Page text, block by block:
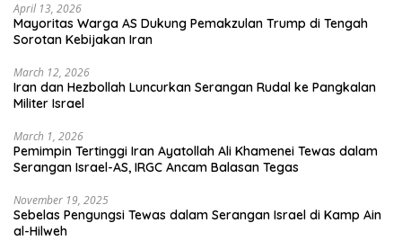
April 13, 2026
Mayoritas Warga AS Dukung Pemakzulan Trump di Tengah
Sorotan Kebijakan Iran
March 12, 2026
Iran dan Hezbollah Luncurkan Serangan Rudal ke Pangkalan
Militer Israel
March 1, 2026
Pemimpin Tertinggi Iran Ayatollah Ali Khamenei Tewas dalam
Serangan Israel-AS, IRGC Ancam Balasan Tegas
November 19, 2025
Sebelas Pengungsi Tewas dalam Serangan Israel di Kamp Ain
al-Hilweh